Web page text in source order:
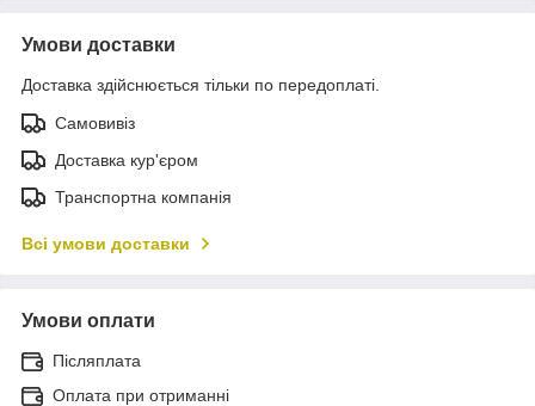
Умови доставки
Доставка здійснюється тільки по передоплаті.
Самовивіз
Доставка кур'єром
Транспортна компанія
Всі умови доставки
Умови оплати
Післяплата
Оплата при отриманні